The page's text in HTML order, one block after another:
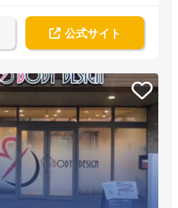
公式サイト